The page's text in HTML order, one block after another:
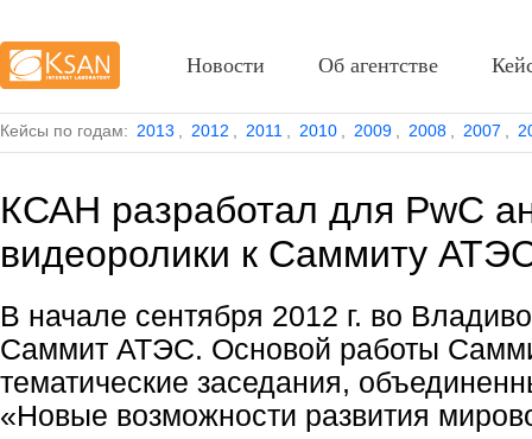
Кейсы по годам: 2013 2012 2011 2010 2009 2008 2007
КСАН разработал для PwC
видеоролики к Саммиту
В начале сентября 2012 г. во
Саммит АТЭС. Основой работы
тематические заседания,
«Новые возможности развития
Новости Об агентстве